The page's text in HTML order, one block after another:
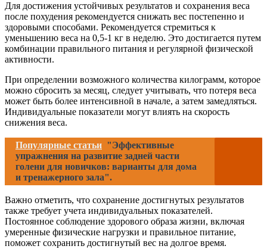
Для достижения устойчивых результатов и сохранения веса
после похудения рекомендуется снижать вес постепенно и
здоровыми способами. Рекомендуется стремиться к
уменьшению веса на 0,5-1 кг в неделю. Это достигается путем
комбинации правильного питания и регулярной физической
активности.
При определении возможного количества килограмм, которое
можно сбросить за месяц, следует учитывать, что потеря веса
может быть более интенсивной в начале, а затем замедляться.
Индивидуальные показатели могут влиять на скорость
снижения веса.
Популярные статьи "Эффективные
упражнения на развитие задней части
голени для новичков: варианты для дома
и тренажерного зала".
Важно отметить, что сохранение достигнутых результатов
также требует учета индивидуальных показателей.
Постоянное соблюдение здорового образа жизни, включая
умеренные физические нагрузки и правильное питание,
поможет сохранить достигнутый вес на долгое время.